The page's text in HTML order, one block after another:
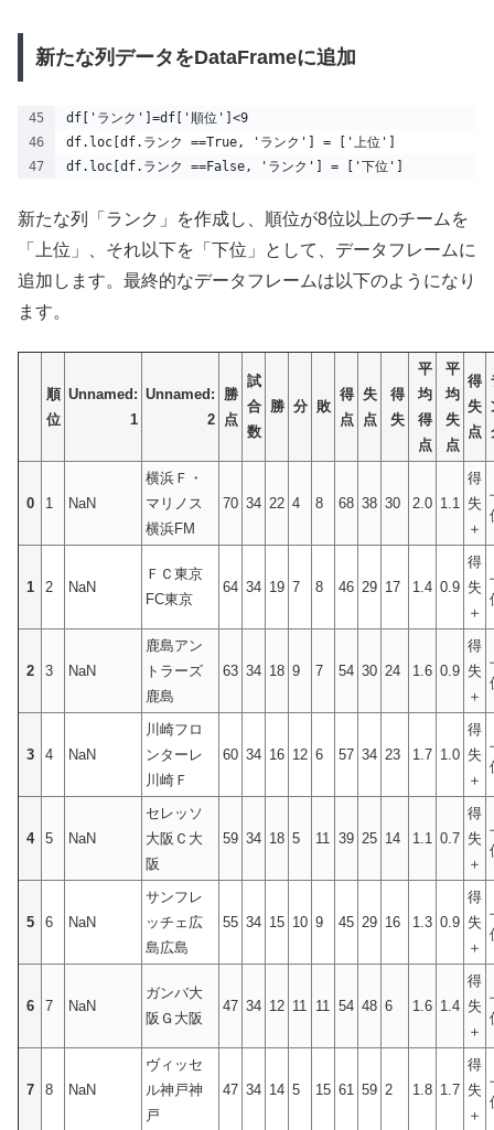
新たな列データをDataFrameに追加
df['ランク']=df['順位']<9
df.loc[df.ランク ==True, 'ランク'] = ['上位']
df.loc[df.ランク ==False, 'ランク'] = ['下位']
新たな列「ランク」を作成し、順位が8位以上のチームを
「上位」、それ以下を「下位」として、データフレームに
追加します。最終的なデータフレームは以下のようになり
ます。
順
位
Unnamed:
1
Unnamed:
2
勝
点
試
合
数
勝 分 敗
得
点
失
点
得
失
平
均
得
点
平
均
失
点
得
失
点
0 1 NaN
横浜Ｆ・
マリノス
横浜FM
70 34 22 4 8 68 38 30 2.0 1.1
得
失
＋
1 2 NaN
ＦＣ東京
FC東京
64 34 19 7 8 46 29 17 1.4 0.9
得
失
＋
2 3 NaN
鹿島アン
トラーズ
鹿島
63 34 18 9 7 54 30 24 1.6 0.9
得
失
＋
3 4 NaN
川崎フロ
ンターレ
川崎Ｆ
60 34 16 12 6 57 34 23 1.7 1.0
得
失
＋
4 5 NaN
セレッソ
大阪Ｃ大
阪
59 34 18 5 11 39 25 14 1.1 0.7
得
失
＋
5 6 NaN
サンフレ
ッチェ広
島広島
55 34 15 10 9 45 29 16 1.3 0.9
得
失
＋
6 7 NaN
ガンバ大
阪Ｇ大阪
47 34 12 11 11 54 48 6 1.6 1.4
得
失
＋
7 8 NaN
ヴィッセ
ル神戸神
戸
47 34 14 5 15 61 59 2 1.8 1.7
得
失
＋